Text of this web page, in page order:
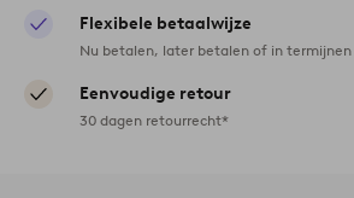
Flexibele betaalwijze
Nu betalen, later betalen of in
Eenvoudige retour
30 dagen retourrecht*